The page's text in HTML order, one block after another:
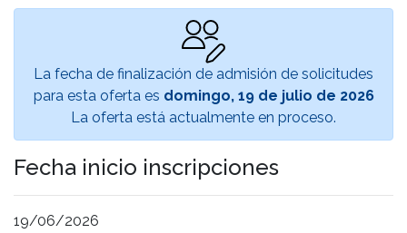
La fecha de finalización de admisión de solicitudes
para esta oferta es domingo, 19 de julio de 2026
La oferta está actualmente en proceso.
Fecha inicio inscripciones
19/06/2026